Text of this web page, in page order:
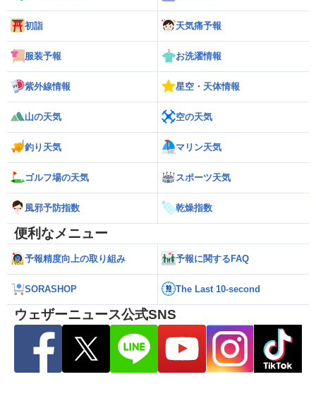
初詣 天気痛予報
服装予報 お洗濯情報
紫外線情報 星空・天体情報
山の天気 空の天気
釣り天気 マリン天気
ゴルフ場の天気 スポーツ天気
風邪予防指数 乾燥指数
便利なメニュー
予報精度向上の取り組み 予報に関するFAQ
SORASHOP The Last 10-second
ウェザーニュース公式SNS